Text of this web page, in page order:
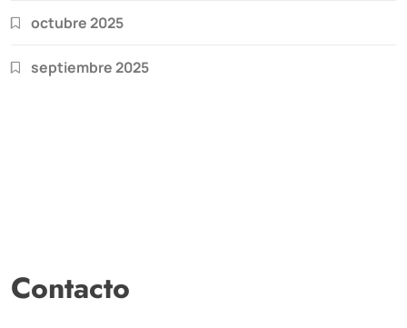
octubre 2025
septiembre 2025
Contacto